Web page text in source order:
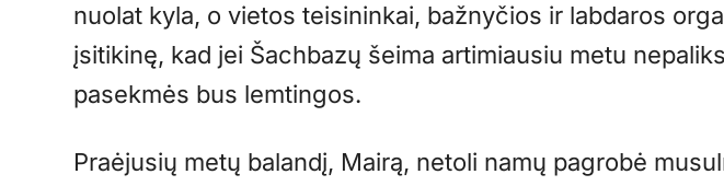
nuolat kyla, o vietos teisininkai, bažnyčios ir labdaros
įsitikinę, kad jei Šachbazų šeima artimiausiu metu
pasekmės bus lemtingos.
Praėjusių metų balandį, Mairą, netoli namų pagrobė